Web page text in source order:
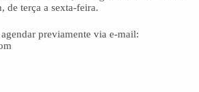
de terça a sexta-feira.
previamente via e-mail: